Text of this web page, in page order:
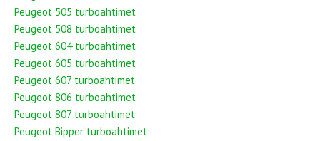
Peugeot 505 turboahtimet
Peugeot 508 turboahtimet
Peugeot 604 turboahtimet
Peugeot 605 turboahtimet
Peugeot 607 turboahtimet
Peugeot 806 turboahtimet
Peugeot 807 turboahtimet
Peugeot Bipper turboahtimet